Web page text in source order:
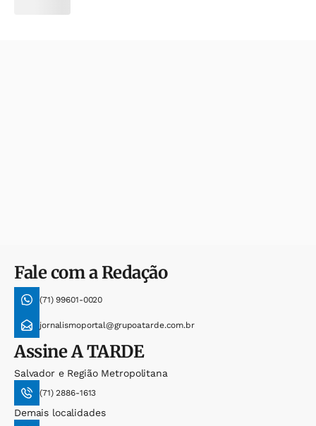
Fale com a Redação
(71) 99601-0020
jornalismoportal@grupoatarde.com.br
AssineA TARDE
Salvador e Região Metropolitana
(71) 2886-1613
Demais localidades